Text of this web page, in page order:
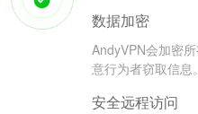
数据加密
AndyVPN会加密
意行为者窃取信息。
安全远程访问